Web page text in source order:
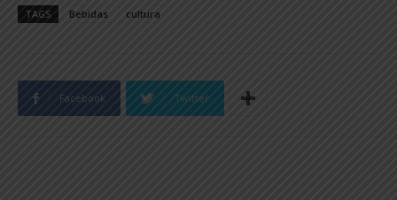
TAGS Bebidas cultura
Facebook Twitter